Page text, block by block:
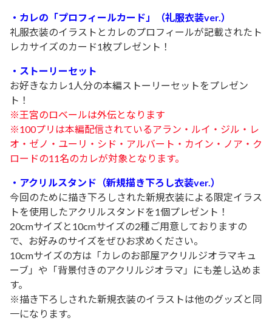
・カレの「プロフィールカード」（礼服衣装ver.）
礼服衣装のイラストとカレのプロフィールが記載されたト
レカサイズのカード1枚プレゼント！
・ストーリーセット
お好きなカレ1人分の本編ストーリーセットをプレゼン
ト！
※王宮のロベールは外伝となります
※100プリは本編配信されているアラン・ルイ・ジル・レ
オ・ゼノ・ユーリ・シド・アルバート・カイン・ノア・ク
ロードの11名のカレが対象となります。
・アクリルスタンド（新規描き下ろし衣装ver.）
今回のために描き下ろしされた新規衣装による限定イラス
トを使用したアクリルスタンドを1個プレゼント！
20cmサイズと10cmサイズの2種ご用意しておりますの
で、お好みのサイズをぜひお求めください。
10cmサイズの方は「カレのお部屋アクリルジオラマキュ
ーブ」や「背景付きのアクリルジオラマ」にも差し込めま
す。
※描き下ろしされた新規衣装のイラストは他のグッズと同
一になります。